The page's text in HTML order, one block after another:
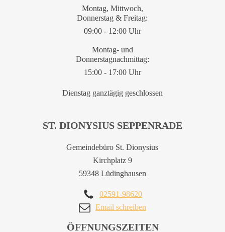
ST. DIONYSIUS SEPPENRADE
Gemeindebüro St. Dionysius
Kirchplatz 9
59348 Lüdinghausen
02591-98620
Email schreiben
Montag, Mittwoch,
Donnerstag & Freitag:
09:00 - 12:00 Uhr
Montag- und
Donnerstagnachmittag:
15:00 - 17:00 Uhr
Dienstag ganztägig geschlossen
ÖFFNUNGSZEITEN